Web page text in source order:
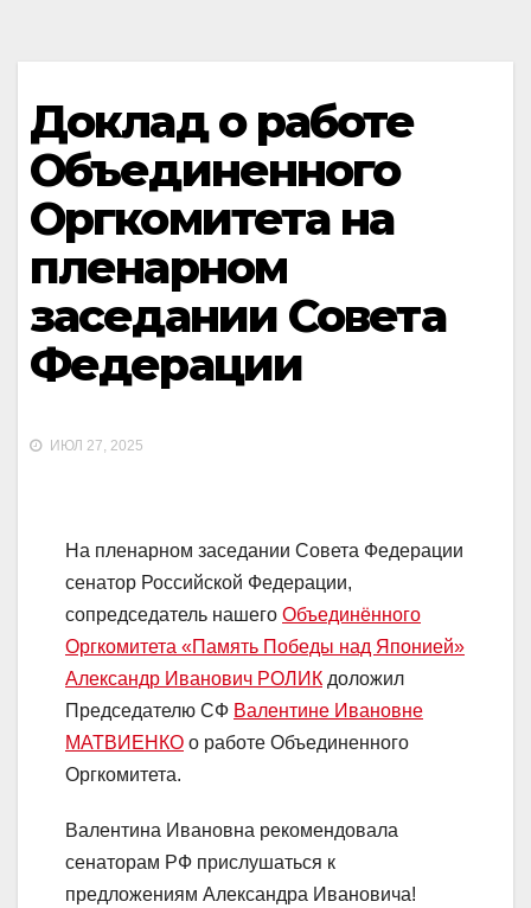
Доклад о работе
Объединенного
Оргкомитета на
пленарном
заседании Совета
Федерации
ИЮЛ 27, 2025
На пленарном заседании Совета Федерации
сенатор Российской Федерации,
сопредседатель нашего Объединённого
Оргкомитета «Память Победы над Японией»
Александр Иванович РОЛИК доложил
Председателю СФ Валентине Ивановне
МАТВИЕНКО о работе Объединенного
Оргкомитета.
Валентина Ивановна рекомендовала
сенаторам РФ прислушаться к
предложениям Александра Ивановича!